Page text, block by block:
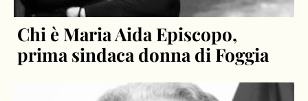
Chi è Maria Aida Episcopo,
prima sindaca donna di Foggia